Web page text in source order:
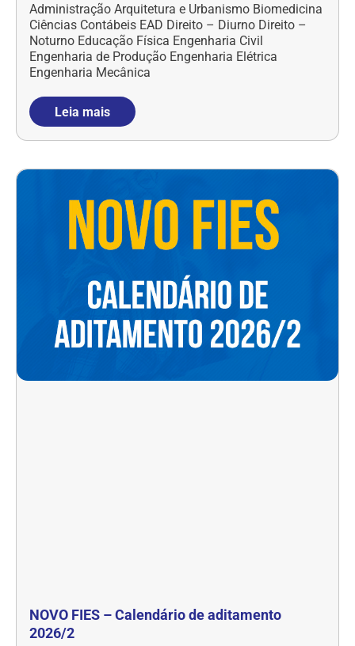
Administração Arquitetura e Urbanismo Biomedicina
Ciências Contábeis EAD Direito – Diurno Direito –
Noturno Educação Física Engenharia Civil
Engenharia de Produção Engenharia Elétrica
Engenharia Mecânica
Leia mais
NOVO FIES – Calendário de aditamento
2026/2